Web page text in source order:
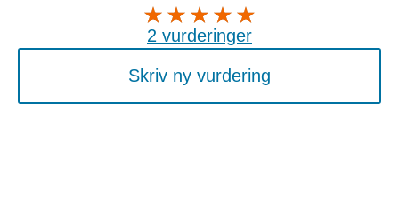
2 vurderinger
Skriv ny vurdering